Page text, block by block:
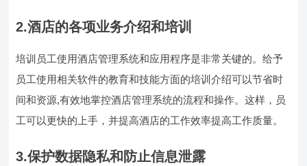
2.酒店的各项业务介绍和培训
培训员工使用酒店管理系统和应用程序是非常关键的。给予
员工使用相关软件的教育和技能方面的培训介绍可以节省时
间和资源,有效地掌控酒店管理系统的流程和操作。这样，员
工可以更快的上手，并提高酒店的工作效率提高工作质量。
3.保护数据隐私和防止信息泄露